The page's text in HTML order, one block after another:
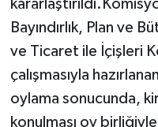
Bayındırlık, Plan ve
ve Ticaret ile İçişleri
çalışmasıyla
oylama sonucunda,
konulması oy